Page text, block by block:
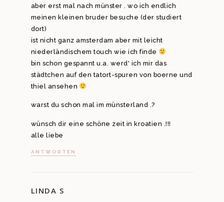
aber erst mal nach münster . wo ich endlich
meinen kleinen bruder besuche (der studiert
dort)
ist nicht ganz amsterdam aber mit leicht
niederländischem touch wie ich finde
bin schon gespannt u.a. werd' ich mir das
städtchen auf den tatort-spuren von boerne und
thiel ansehen
warst du schon mal im münsterland .?
wünsch dir eine schöne zeit in kroatien .!!!
alle liebe
ANTWORTEN
LINDA S